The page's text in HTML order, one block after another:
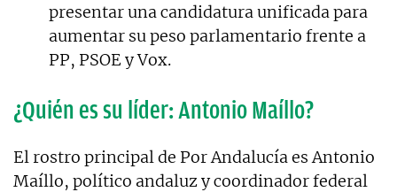
presentar una candidatura unificada para
aumentar su peso parlamentario frente a
PP, PSOE y Vox.
¿Quién es su líder: Antonio Maíllo?
El rostro principal de Por Andalucía es Antonio
Maíllo, político andaluz y coordinador federal